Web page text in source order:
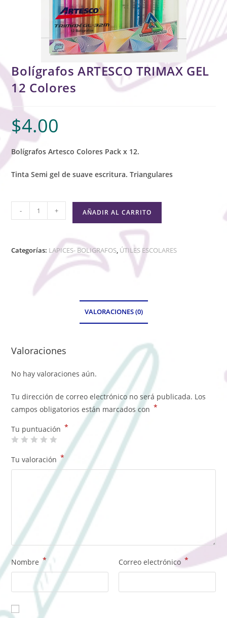
Bolígrafos ARTESCO TRIMAX GEL
12 Colores
$4.00
Bolígrafos Artesco Colores Pack x 12.
Tinta Semi gel de suave escritura. Triangulares
- + AÑADIR AL CARRITO
Categorías: LAPICES- BOLIGRAFOS, ÚTILES ESCOLARES
VALORACIONES (0)
Valoraciones
No hay valoraciones aún.
Tu dirección de correo electrónico no será publicada. Los
campos obligatorios están marcados con *
Tu puntuación *
Tu valoración *
Nombre * Correo electrónico *